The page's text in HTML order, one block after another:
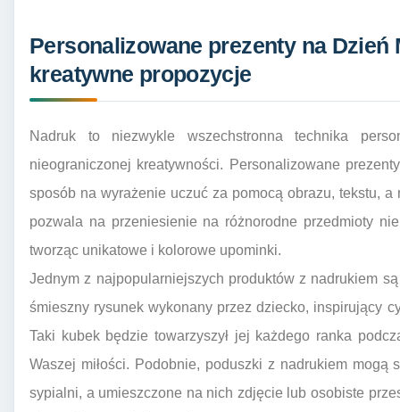
Personalizowane prezenty na Dzień
kreatywne propozycje
Nadruk to niezwykle wszechstronna technika
nieograniczonej kreatywności. Personalizowane
sposób na wyrażenie uczuć za pomocą obrazu, tekstu,
pozwala na przeniesienie na różnorodne przedmioty
tworząc unikatowe i kolorowe upominki.
Jednym z najpopularniejszych produktów z nadrukiem
śmieszny rysunek wykonany przez dziecko, inspirujący
Taki kubek będzie towarzyszył jej każdego ranka
Waszej miłości. Podobnie, poduszki z nadrukiem
sypialni, a umieszczone na nich zdjęcie lub osobiste